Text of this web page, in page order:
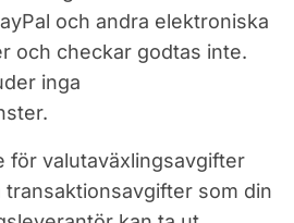
och andra elektroniska
och checkar godtas inte.
inga
för valutaväxlingsavgifter
som din